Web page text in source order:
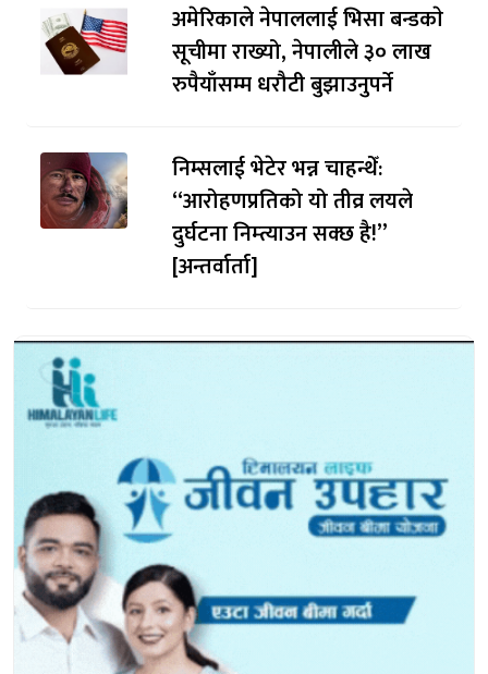
अमेरिकाले नेपाललाई भिसा बन्डकाे
सूचीमा राख्यो, नेपालीले ३० लाख
रुपैयाँसम्म धरौटी बुझाउनुपर्ने
निम्सलाई भेटेर भन्न चाहन्थेँ:
“आरोहणप्रतिको यो तीव्र लयले
दुर्घटना निम्त्याउन सक्छ है!”
[अन्तर्वार्ता]